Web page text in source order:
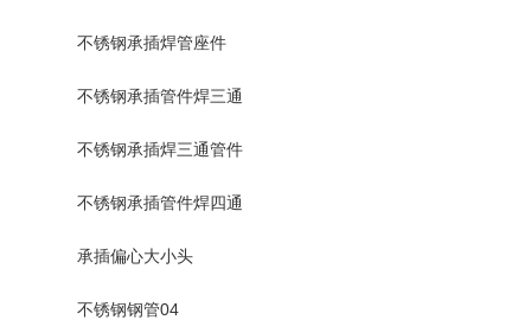
不锈钢承插焊管座件
不锈钢承插管件焊三通
不锈钢承插焊三通管件
不锈钢承插管件焊四通
承插偏心大小头
不锈钢钢管04